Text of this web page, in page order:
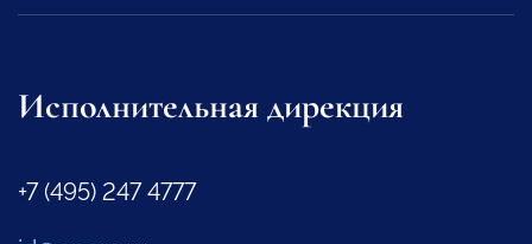
Исполнительная дирекция
+7 (495) 247 4777